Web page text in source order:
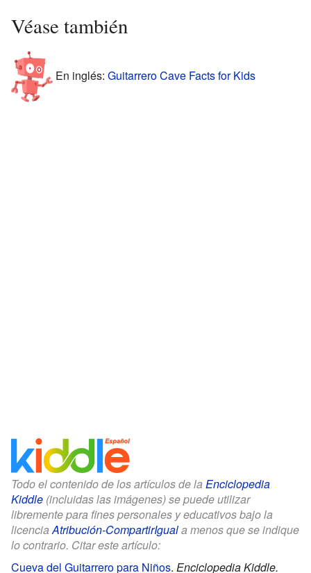
Véase también
En inglés: Guitarrero Cave Facts for Kids
Todo el contenido de los artículos de la Enciclopedia
Kiddle (incluidas las imágenes) se puede utilizar
libremente para fines personales y educativos bajo la
licenciaAtribución-CompartirIguala menos que se indique
lo contrario. Citar este artículo:
Cueva del Guitarrero para Niños. Enciclopedia Kiddle.